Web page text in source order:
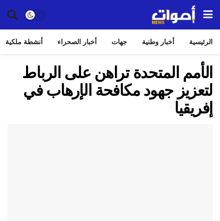
الرئيسية أخبار وطنية جهات أخبار الصحراء أنشطة ملكية
الأمم المتحدة تراهن على الرباط
لتعزيز جهود مكافحة الإرهاب في
إفريقيا